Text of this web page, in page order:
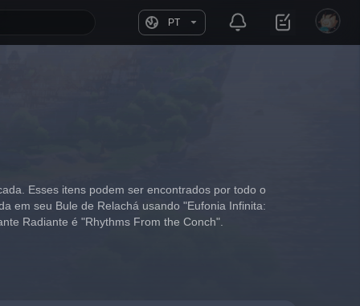
PT
Esses itens podem ser encontrados por todo o
em seu Bule de Relachá usando "Eufonia Infinita:
Radiante é "Rhythms From the Conch".